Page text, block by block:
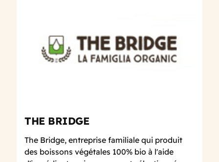
THE BRIDGE
The Bridge, entreprise familiale qui produit
des boissons végétales 100% bio à l'aide